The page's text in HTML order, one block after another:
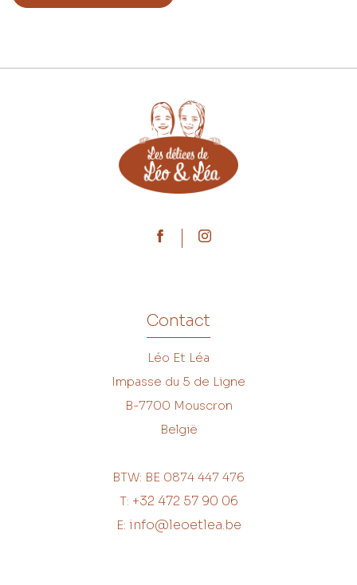
Contact
Léo Et Léa
Impasse du 5 de Ligne
B-7700 Mouscron
België
BTW: BE 0874 447 476
T: +32 472 57 90 06
E: info@leoetlea.be